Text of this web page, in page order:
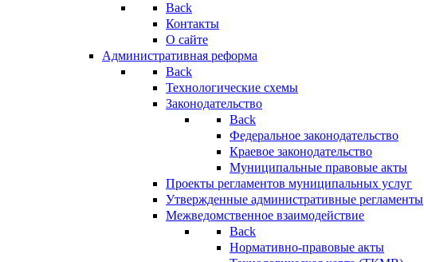
Back
Контакты
О сайте
Административная реформа
Back
Технологические схемы
Законодательство
Back
Федеральное законодательство
Краевое законодательство
Муниципальные правовые акты
Проекты регламентов муниципальных услуг
Утвержденные административные регламенты
Межведомственное взаимодействие
Back
Нормативно-правовые акты